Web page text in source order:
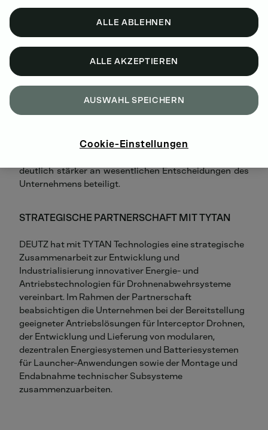
Struktur an, die der Vorstand in enger Abstimmung mit
Mit der neuen Organisationsstruktur wird DEUTZ in
Führung des Unternehmens durch ein erweitertes,
international aufgestelltes Executive Team
fünf Business Units umfasst. Damit werden die
deutlich stärker an wesentlichen Entscheidungen des
Unternehmens beteiligt.
STRATEGISCHE PARTNERSCHAFT MIT TYTAN
DEUTZ hat mit TYTAN Technologies eine strategische
Zusammenarbeit zur Entwicklung und
Industrialisierung innovativer Energie- und
Antriebstechnologien für Drohnenabwehrsysteme
vereinbart. Im Rahmen der Partnerschaft
beabsichtigen die Unternehmen bei der Bereitstellung
geeigneter Antriebslösungen für Interceptor Drohnen,
der Entwicklung und Lieferung von modularen,
dezentralen Energiesystemen und Batteriesystemen
für Launcher-Anwendungen sowie der Montage und
Endabnahme technischer Subsysteme
zusammenzuarbeiten.
ALLE ABLEHNEN
ALLE AKZEPTIEREN
AUSWAHL SPEICHERN
Cookie-Einstellungen